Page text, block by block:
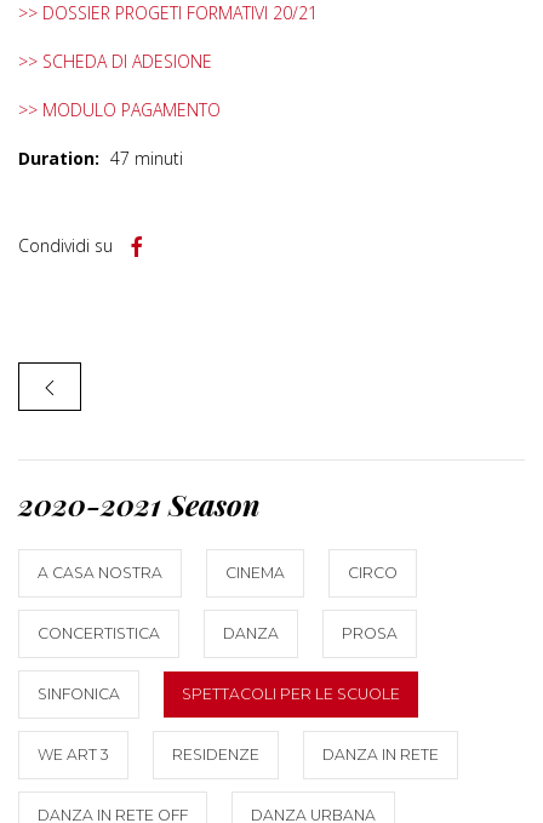
>> DOSSIER PROGETI FORMATIVI 20/21
>> SCHEDA DI ADESIONE
>> MODULO PAGAMENTO
Duration: 47 minuti
Condividi su
2020-2021 Season
A CASA NOSTRA CINEMA CIRCO
CONCERTISTICA DANZA PROSA
SINFONICA SPETTACOLI PER LE SCUOLE
WE ART 3 RESIDENZE DANZA IN RETE
DANZA IN RETE OFF DANZA URBANA